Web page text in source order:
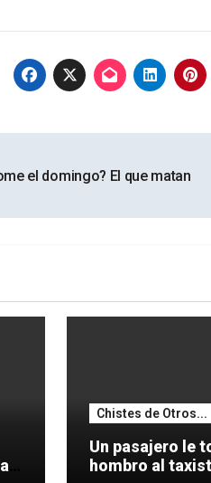
el domingo? El que matan
Chistes de Otros...
Un pasajero le
hombro al